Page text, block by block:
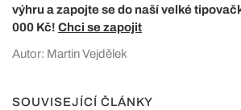
výhru a zapojte se do naší velké
000 Kč! Chci se zapojit
Autor: Martin Vejdělek
SOUVISEJÍCÍ ČLÁNKY